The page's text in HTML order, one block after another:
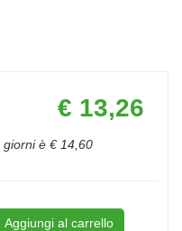
Prezzo
scontato
€ 13,26
giorni è € 14,60
Aggiungi al carrello